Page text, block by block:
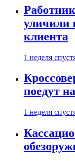
уличили
клиента
1 неделя
поедут
1 неделя